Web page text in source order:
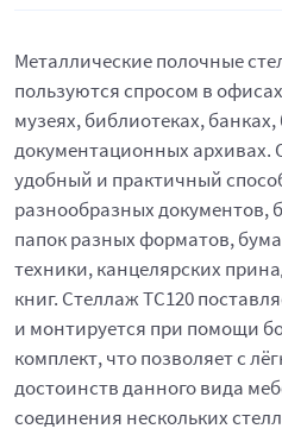
Металлические полочные
пользуются спросом в
музеях, библиотеках,
документационных архивах.
удобный и практичный
разнообразных документов,
папок разных форматов,
техники, канцелярских
книг. Стеллаж ТС120
и монтируется при помощи
комплект, что позволяет с
достоинств данного вида
соединения нескольких